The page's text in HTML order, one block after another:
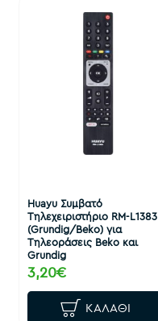
Huayu Συμβατό
Τηλεχειριστήριο RM-L1383
(Grundig/Beko) για
Τηλεοράσεις Beko και
Grundig
3,20€
ΚΑΛΆΘΙ